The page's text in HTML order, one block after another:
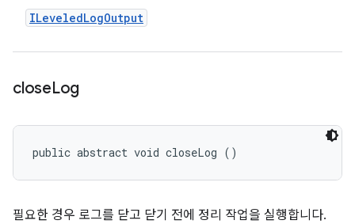
ILeveledLogOutput
closeLog
public abstract void closeLog ()
필요한 경우 로그를 닫고 닫기 전에 정리 작업을 실행합니다.